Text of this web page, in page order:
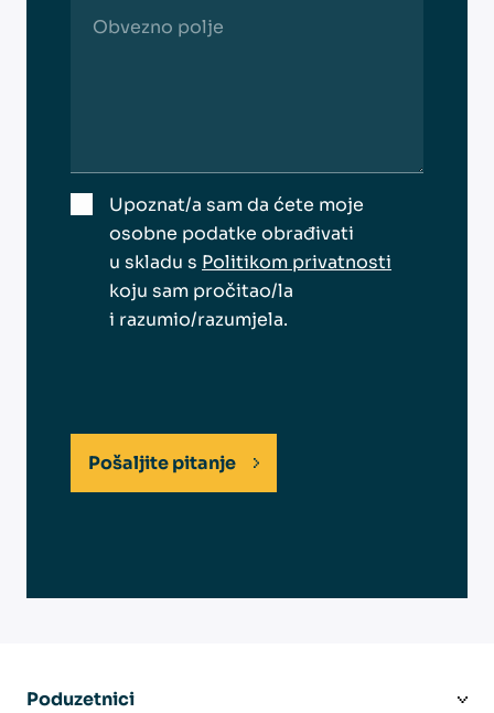
Upoznat/a sam da ćete moje
osobne podatke obrađivati
u skladu s Politikom privatnosti
koju sam pročitao/la
i razumio/razumjela.
Pošaljite pitanje
Poduzetnici